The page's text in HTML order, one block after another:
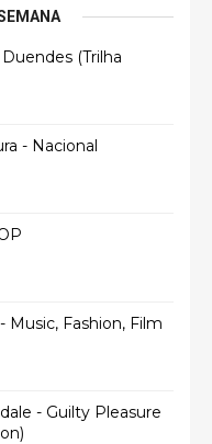
(Trilha
- Nacional
Music, Fashion, Film
- Guilty Pleasure